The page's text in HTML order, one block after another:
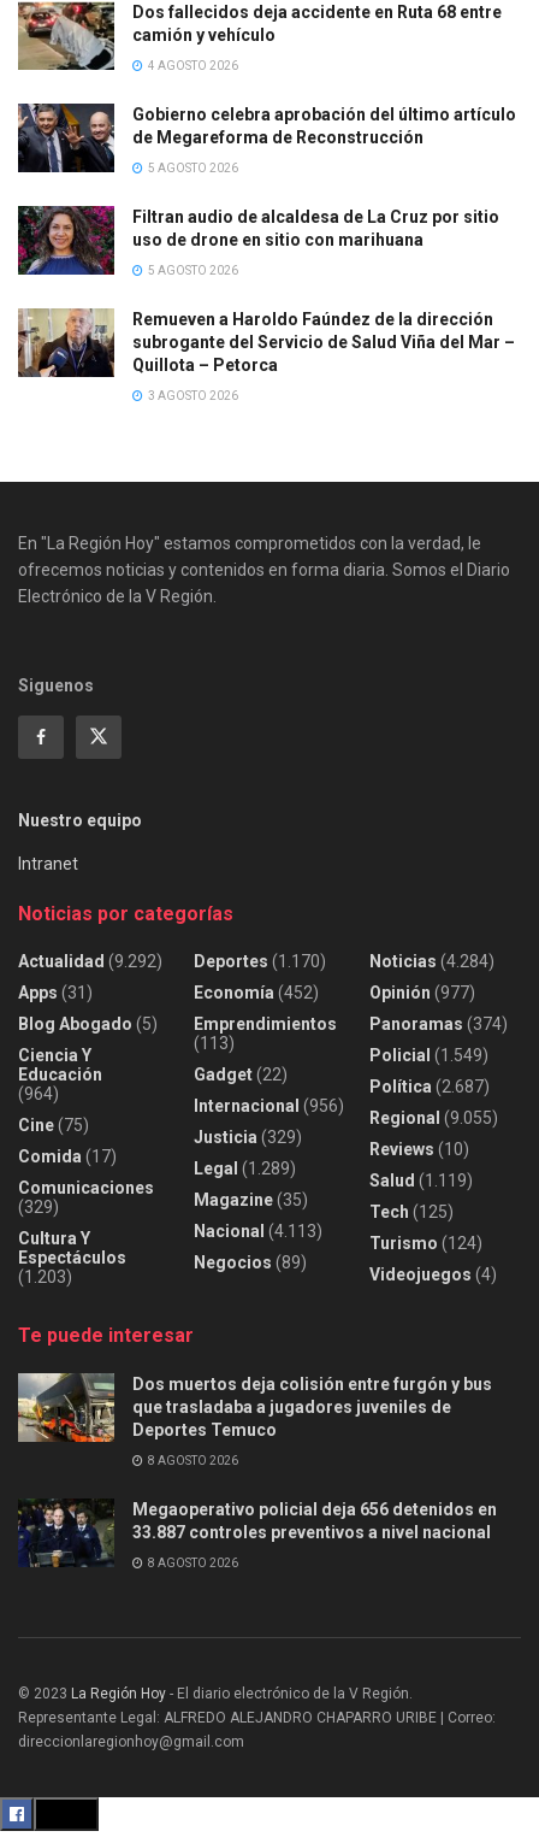
Dos fallecidos deja accidente en Ruta 68 entre
camión y vehículo
4 AGOSTO 2026
Gobierno celebra aprobación del último artículo
de Megareforma de Reconstrucción
5 AGOSTO 2026
Filtran audio de alcaldesa de La Cruz por sitio
uso de drone en sitio con marihuana
5 AGOSTO 2026
Remueven a Haroldo Faúndez de la dirección
subrogante del Servicio de Salud Viña del Mar –
Quillota – Petorca
3 AGOSTO 2026
En "La Región Hoy" estamos comprometidos con la verdad, le
ofrecemos noticias y contenidos en forma diaria. Somos el Diario
Electrónico de la V Región.
Siguenos
Nuestro equipo
Intranet
Noticias por categorías
Actualidad (9.292)
Apps (31)
Blog Abogado (5)
Ciencia Y
Educación
(964)
Cine(75)
Comida (17)
Comunicaciones
(329)
Cultura Y
Espectáculos
(1.203)
Deportes (1.170)
Economía (452)
Emprendimientos
(113)
Gadget(22)
Internacional (956)
Justicia (329)
Legal (1.289)
Magazine(35)
Nacional (4.113)
Negocios (89)
Noticias (4.284)
Opinión (977)
Panoramas (374)
Policial (1.549)
Política (2.687)
Regional (9.055)
Reviews (10)
Salud (1.119)
Tech (125)
Turismo (124)
Videojuegos (4)
Te puede interesar
Dos muertos deja colisión entre furgón y bus
que trasladaba a jugadores juveniles de
Deportes Temuco
8 AGOSTO 2026
Megaoperativo policial deja 656 detenidos en
33.887 controles preventivos a nivel nacional
8 AGOSTO 2026
© 2023 La Región Hoy - El diario electrónico de la V Región.
Representante Legal: ALFREDO ALEJANDRO CHAPARRO URIBE | Correo:
direccionlaregionhoy@gmail.com